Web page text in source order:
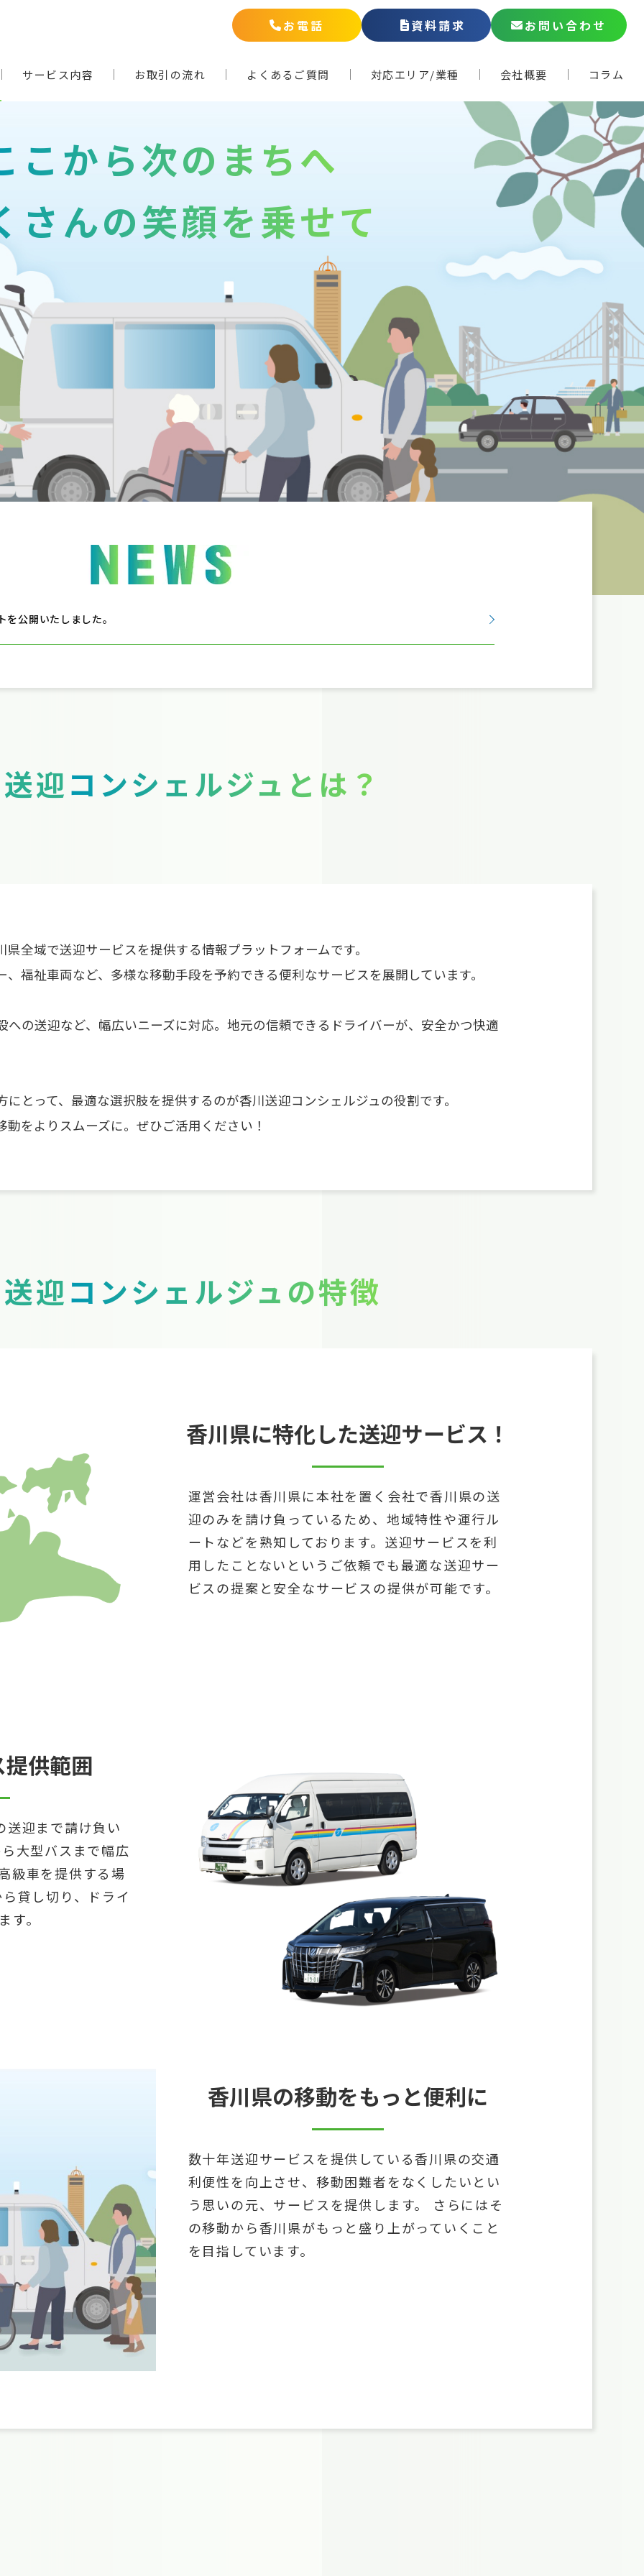
お電話 資料請求 お問い合わせ
サービス内容 お取引の流れ よくあるご質問 対応エリア/業種 会社概要 コラム
こから次のまちへ
さんの笑顔を乗せて
公開いたしました。
迎コンシェルジュとは？
全域で送迎サービスを提供する情報プラットフォームです。
福祉車両など、多様な移動手段を予約できる便利なサービスを展開しています。
への送迎など、幅広いニーズに対応。地元の信頼できるドライバーが、安全かつ快適
とって、最適な選択肢を提供するのが香川送迎コンシェルジュの役割です。
をよりスムーズに。ぜひご活用ください！
迎コンシェルジュの特徴
香川県に特化した送迎サービス！
運営会社は香川県に本社を置く会社で香川県の送
迎のみを請け負っているため、地域特性や運行ル
ートなどを熟知しております。送迎サービスを利
用したことないというご依頼でも最適な送迎サー
ビスの提案と安全なサービスの提供が可能です。
供範囲
送迎まで請け負い
大型バスまで幅広
級車を提供する場
貸し切り、ドライ
す。
香川県の移動をもっと便利に
数十年送迎サービスを提供している香川県の交通
利便性を向上させ、移動困難者をなくしたいとい
う思いの元、サービスを提供します。 さらにはそ
の移動から香川県がもっと盛り上がっていくこと
を目指しています。